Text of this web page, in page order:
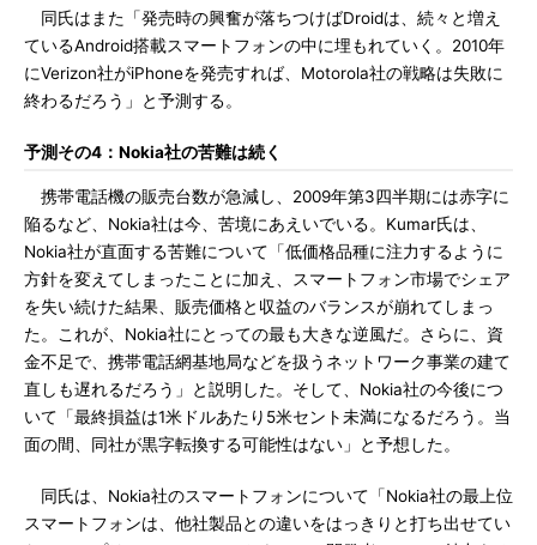
同氏はまた「発売時の興奮が落ちつけばDroidは、続々と増え
ているAndroid搭載スマートフォンの中に埋もれていく。2010年
にVerizon社がiPhoneを発売すれば、Motorola社の戦略は失敗に
終わるだろう」と予測する。
予測その4：Nokia社の苦難は続く
携帯電話機の販売台数が急減し、2009年第3四半期には赤字に
陥るなど、Nokia社は今、苦境にあえいでいる。Kumar氏は、
Nokia社が直面する苦難について「低価格品種に注力するように
方針を変えてしまったことに加え、スマートフォン市場でシェア
を失い続けた結果、販売価格と収益のバランスが崩れてしまっ
た。これが、Nokia社にとっての最も大きな逆風だ。さらに、資
金不足で、携帯電話網基地局などを扱うネットワーク事業の建て
直しも遅れるだろう」と説明した。そして、Nokia社の今後につ
いて「最終損益は1米ドルあたり5米セント未満になるだろう。当
面の間、同社が黒字転換する可能性はない」と予想した。
同氏は、Nokia社のスマートフォンについて「Nokia社の最上位
スマートフォンは、他社製品との違いをはっきりと打ち出せてい